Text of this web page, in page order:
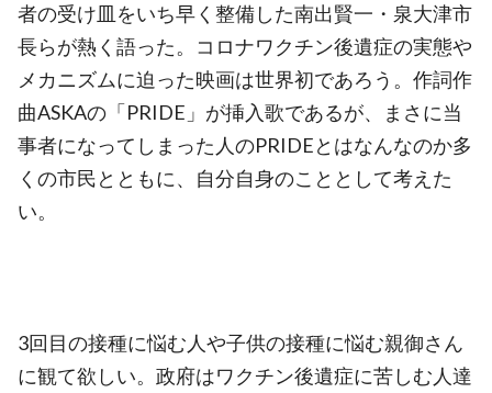
者の受け皿をいち早く整備した南出賢一・泉大津市
長らが熱く語った。コロナワクチン後遺症の実態や
メカニズムに迫った映画は世界初であろう。作詞作
曲ASKAの「PRIDE」が挿入歌であるが、まさに当
事者になってしまった人のPRIDEとはなんなのか多
くの市民とともに、自分自身のこととして考えた
い。
3回目の接種に悩む人や子供の接種に悩む親御さん
に観て欲しい。政府はワクチン後遺症に苦しむ人達